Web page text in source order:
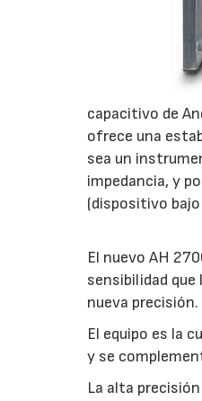
capacitivo de
ofrece una
sea un
impedancia, y
(dispositivo bajo
El nuevo AH
sensibilidad
nueva precisión.
El equipo es la
y se
La alta